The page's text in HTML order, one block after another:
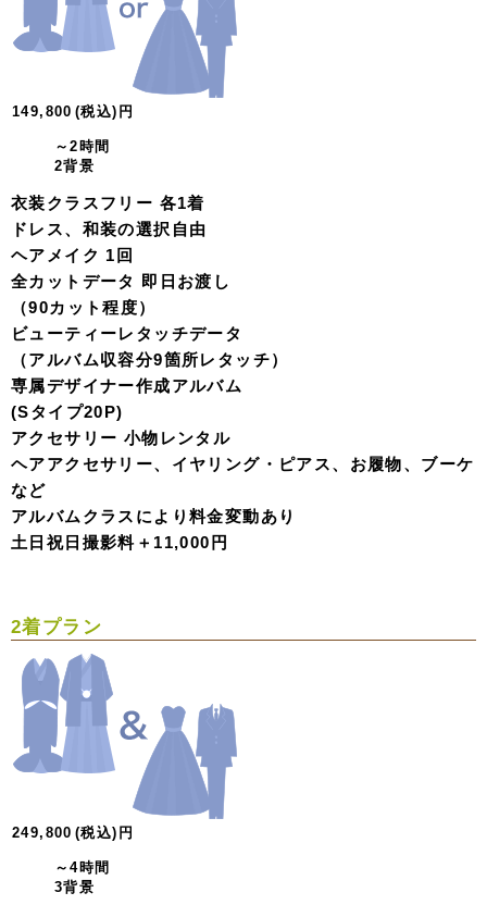
149,800 (税込) 円
～2時間
2背景
衣装クラスフリー 各1着
ドレス、和装の選択自由
ヘアメイク 1回
全カットデータ 即日お渡し
（90カット程度）
ビューティーレタッチデータ
（アルバム収容分9箇所レタッチ）
専属デザイナー作成アルバム
(Sタイプ20P)
アクセサリー 小物レンタル
ヘアアクセサリー、イヤリング・ピアス、お履物、ブーケ
など
アルバムクラスにより料金変動あり
土日祝日撮影料＋11,000円
2着プラン
249,800 (税込) 円
～4時間
3背景